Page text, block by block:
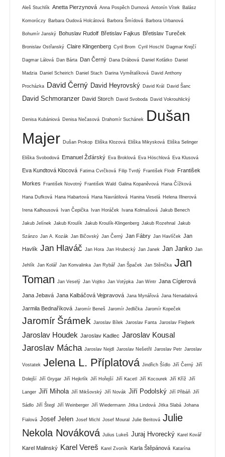
Aleš Stuchlík Anetta Pierzynová Anna Pospěch Durnová Antonín Vítek Balász
Komoróczy Barbara Oudová Holcátová Barbora Šmídová Barbora Urbanová
Bohumír Janský Bohuslav Rudolf Břetislav Fajkus Břetislav Tureček
Bronislav Ostřanský Claire Klingenberg Cyril Brom Cyril Hoschl Dagmar Krejčí
Dagmar Lálová Dan Bárta Dan Černý Dana Drábová Daniel Koťátko Daniel
Madzia Daniel Scheirich Daniel Stach Darina Vymětalíková David Anthony
Procházka David Černý David Heyrovský David Král David Šanc
David Schmoranzer David Storch David Svoboda David Vokrouhlický
Denisa Kubániová Denisa Nečasová Drahomír Suchánek
Dušan
Majer Dušan Prokop Eliška Klozová Eliška Mikysková Eliška Selinger
Eliška Svobodová Emanuel Žďárský Eva Broklová Eva Höschlová Eva Klusová
Eva Kundtová Klocová Fatima Cvrčková Filip Tvrdý František Flodr František
Morkes František Novotný František Wald Galina Kopaněvová Hana Čížková
Hana Dufková Hana Habartová Hana Navrátilová Hanina Veselá Helena Illnerová
Irena Kalhousová Ivan Čepička Ivan Horáček Ivana Kolmašová Jakub Benech
Jakub Jelínek Jakub Kroulík Jakub Kroulík-Klingenberg Jakub Rozehnal Jakub
Szánzo Jan A. Kozák Jan Bičovský Jan Černý Jan Fábry Jan Havlíček Jan
Havlík Jan Hlaváč Jan Hora Jan Hrubecký Jan Janek Jan Janko Jan
Jehlík Jan Kolář Jan Konvalinka Jan Rybář Jan Špaček Jan Stěnička Jan
Toman
Jan Veselý Jan Vojtko Jan Votýpka Jan Wintr Jana Cíglerová
Jana Jebavá Jana Kalbáčová Vejpravová Jana Mynářová Jana Nenadalová
Jarmila Bednaříková Jaromír Beneš Jaromír Jedlička Jaromír Kopeček
Jaromír Šrámek Jaroslav Bílek Jaroslav Fanta Jaroslav Flejberk
Jaroslav Houdek Jaroslav Kadlec Jaroslav Kousal
Jaroslav Mácha Jaroslav Nejdl Jaroslav Nešetřil Jaroslav Petr Jaroslav
Vostatek Jelena L. Příplatová Jindřich Šídlo Jiří Černý Jiří
Dolejší Jiří Grygar Jiří Hejkrlík Jiří Hořejší Jiří Kacetl Jiří Kocourek Jiří Kříž Jiří
Langer Jiří Mihola Jiří Mikšovský Jiří Novák Jiří Podolský Jiří Přibáň Jiří
Sádlo Jiří Štegl Jiří Weinberger Jiří Wiedermann Jitka Lindová Jitka Slabá Johana
Fialová Josef Jelen Josef Michl Josef Moural Julie Beritová Julie
Nekola Nováková Julius Lukeš Juraj Hvorecký Karel Kovář
Karel Malinský Karel Vereš Karel Zvoník Karla Štěpánová Katarína